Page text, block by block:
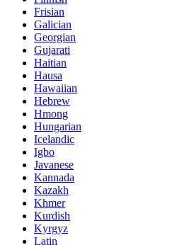
Frisian
Galician
Georgian
Gujarati
Haitian
Hausa
Hawaiian
Hebrew
Hmong
Hungarian
Icelandic
Igbo
Javanese
Kannada
Kazakh
Khmer
Kurdish
Kyrgyz
Latin